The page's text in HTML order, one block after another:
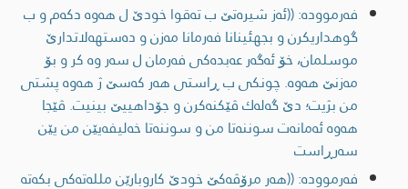
فەرموودە: ((ئەز شیره‌تێ ب ته‌قوا خودێ ل هه‌وە دکەم و ب
گوهداریکرن و بجهئینانا فەرمانا مه‌زن و ده‌ستهه‌لاتدارێ
موسلمان، خۆ ئەگەر عەبدەکی فەرمان ل سەر وە کر و بۆ
مه‌زنێ هه‌وه‌. چونکی ب ڕاستی هەر کەسێ ژ هەوە پشتی
من بژیت؛ دێ گه‌له‌ك ڤێكنه‌كرن و جۆداهییێ بینیت. ڤێجا
هه‌وه‌ ئه‌مانه‌ت سوننەتا من و سوننەتا خەلیفەیێن من یێن
سه‌رڕاست
فەرموودە: ((هه‌ر مرۆڤه‌كێ خودێ كاروبارێن ملله‌ته‌كی بكه‌ته‌